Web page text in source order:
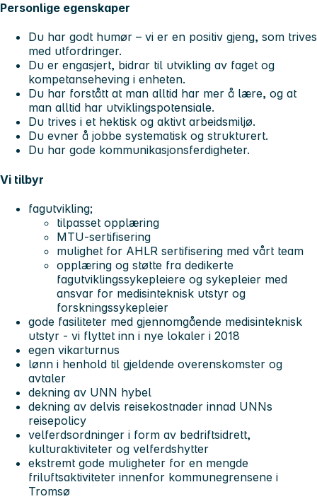
Personlige egenskaper
Du har godt humør – vi er en positiv gjeng, som trives
med utfordringer.
Du er engasjert, bidrar til utvikling av faget og
kompetanseheving i enheten.
Du har forstått at man alltid har mer å lære, og at
man alltid har utviklingspotensiale.
Du trives i et hektisk og aktivt arbeidsmiljø.
Du evner å jobbe systematisk og strukturert.
Du har gode kommunikasjonsferdigheter.
Vi tilbyr
fagutvikling;
tilpasset opplæring
MTU-sertifisering
mulighet for AHLR sertifisering med vårt team
opplæring og støtte fra dedikerte
fagutviklingssykepleiere og sykepleier med
ansvar for medisinteknisk utstyr og
forskningssykepleier
gode fasiliteter med gjennomgående medisinteknisk
utstyr - vi flyttet inn i nye lokaler i 2018
egen vikarturnus
lønn i henhold til gjeldende overenskomster og
avtaler
dekning av UNN hybel
dekning av delvis reisekostnader innad UNNs
reisepolicy
velferdsordninger i form av bedriftsidrett,
kulturaktiviteter og velferdshytter
ekstremt gode muligheter for en mengde
friluftsaktiviteter innenfor kommunegrensene i
Tromsø